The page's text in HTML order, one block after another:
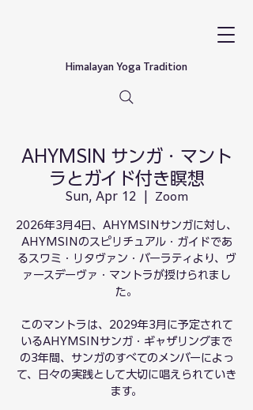
Himalayan Yoga Tradition
AHYMSIN サンガ・マント
ラとガイド付き瞑想
Sun, Apr 12 Zoom
2026年3月4日、AHYMSINサンガに対し、
AHYMSINのスピリチュアル・ガイドであ
るスワミ・リタヴァン・バーラティより、ヴ
ァースデーヴァ・マントラが授けられまし
た。
このマントラは、2029年3月に予定されて
いるAHYMSINサンガ・ギャザリングまで
の3年間、サンガのすべてのメンバーによっ
て、日々の実践として大切に唱えられていき
ます。